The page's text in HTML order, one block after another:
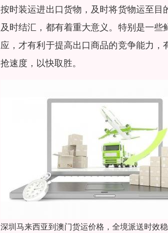
按时装运进出口货物，及时将货物运至
及时结汇，都有着重大意义。特别是一
应，才有利于提高出口商品的竞争能力
抢速度，以快取胜。
深圳马来西亚到澳门货运价格，全境派送时效